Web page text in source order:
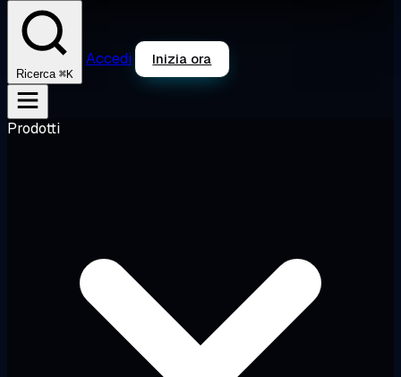
Ricerca ⌘K
Accedi Inizia ora
Prodotti